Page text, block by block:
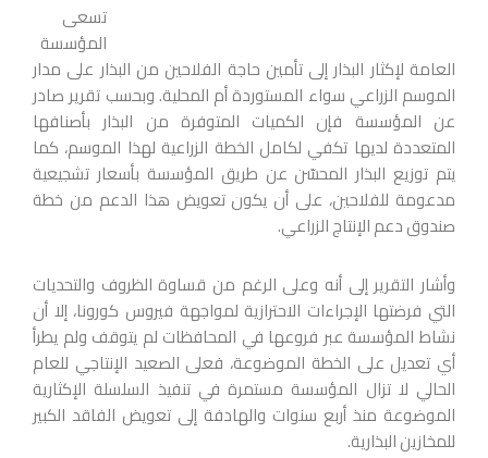
تسعى
المؤسسة
العامة لإكثار البذار إلى تأمين حاجة الفلاحين من البذار على مدار
الموسم الزراعي سواء المستوردة أم المحلية. وبحسب تقرير صادر
عن المؤسسة فإن الكميات المتوفرة من البذار بأصنافها
المتعددة لديها تكفي لكامل الخطة الزراعية لهذا الموسم، كما
يتم توزيع البذار المحسّن عن طريق المؤسسة بأسعار تشجيعية
مدعومة للفلاحين، على أن يكون تعويض هذا الدعم من خطة
صندوق دعم الإنتاج الزراعي.
وأشار التقرير إلى أنه وعلى الرغم من قساوة الظروف والتحديات
التي فرضتها الإجراءات الاحترازية لمواجهة فيروس كورونا، إلا أن
نشاط المؤسسة عبر فروعها في المحافظات لم يتوقف ولم يطرأ
أي تعديل على الخطة الموضوعة، فعلى الصعيد الإنتاجي للعام
الحالي لا تزال المؤسسة مستمرة في تنفيذ السلسلة الإكثارية
الموضوعة منذ أربع سنوات والهادفة إلى تعويض الفاقد الكبير
للمخازين البذارية.